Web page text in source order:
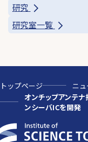
研究
研究室一覧
トップページ
ニ
オンチップアンテ
ンシーバICを開発